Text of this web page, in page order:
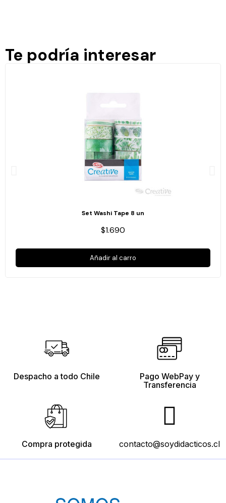
Te podría interesar
Set Washi Tape 8 un
$1.690
Añadir al carro
Despacho a todo Chile
Pago WebPay y
Transferencia
Compra protegida contacto@soydidacticos.cl